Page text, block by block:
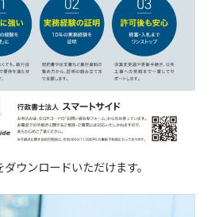
た、取得した閲覧・購買履歴
スコア化した上で当該スコア
す。
を安全に管理するための措置】
確かつ最新の内容に保つよう
ス・改ざん・漏えい・滅失及
るため全従業員及び役員に対し
での管理についても定期的に
ウンロードいただけます。